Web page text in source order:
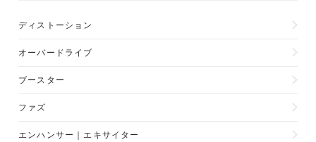
ディストーション
オーバードライブ
ブースター
ファズ
エンハンサー｜エキサイター